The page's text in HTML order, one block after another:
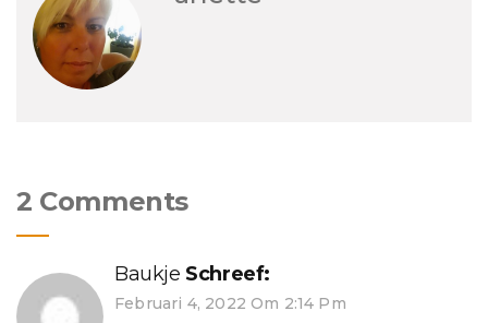
2 Comments
Baukje Schreef:
Februari 4, 2022 Om 2:14 Pm